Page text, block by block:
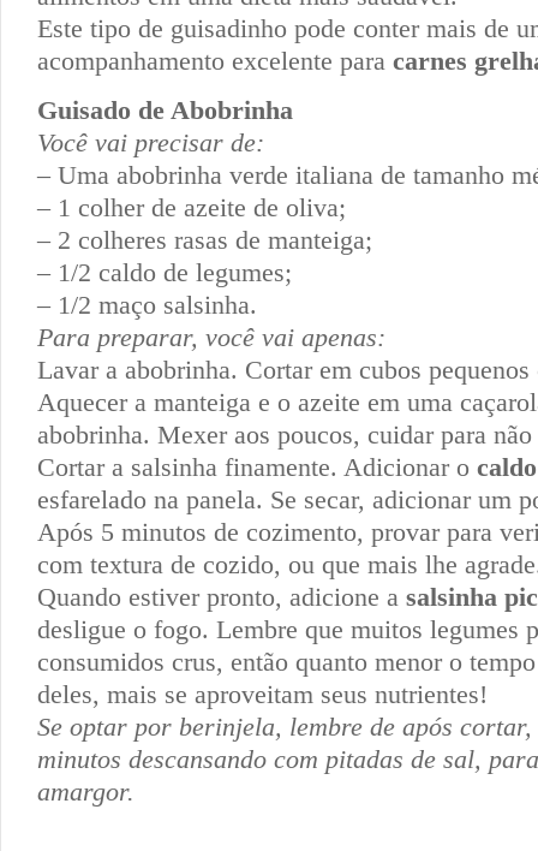
Este tipo de guisadinho pode conter mais de
acompanhamento excelente para carnes
Guisado de Abobrinha
Você vai precisar de:
– Uma abobrinha verde italiana de tamanho
– 1 colher de azeite de oliva;
– 2 colheres rasas de manteiga;
– 1/2 caldo de legumes;
– 1/2 maço salsinha.
Para preparar, você vai apenas:
Lavar a abobrinha. Cortar em cubos
Aquecer a manteiga e o azeite em uma
abobrinha. Mexer aos poucos, cuidar para
Cortar a salsinha finamente. Adicionar o
esfarelado na panela. Se secar, adicionar um
Após 5 minutos de cozimento, provar para
com textura de cozido, ou que mais lhe
Quando estiver pronto, adicione a salsinha
desligue o fogo. Lembre que muitos legumes
consumidos crus, então quanto menor o
deles, mais se aproveitam seus nutrientes!
Se optar por berinjela, lembre de após
minutos descansando com pitadas de sal,
amargor.